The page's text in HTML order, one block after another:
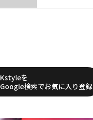
Kstyleを
Google検索でお気に入り登録